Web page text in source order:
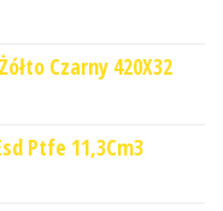
Czarny 420X32
Ptfe 11,3Cm3